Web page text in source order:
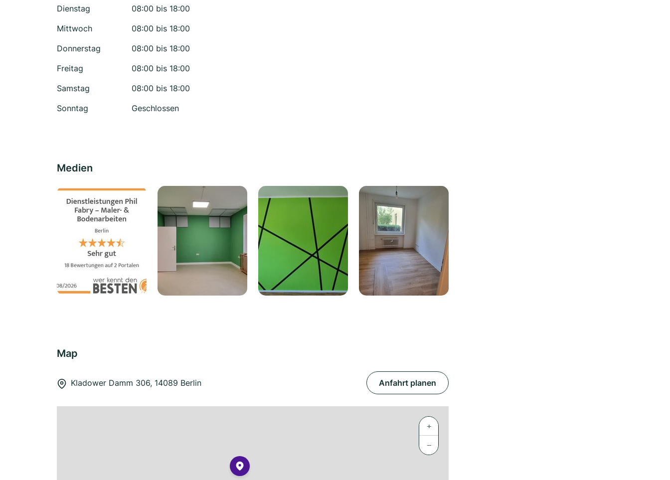
Dienstag
08:00 bis 18:00
Mittwoch
08:00 bis 18:00
Donnerstag
08:00 bis 18:00
Freitag
08:00 bis 18:00
Samstag
08:00 bis 18:00
Sonntag
Geschlossen
Medien
Map
Kladower Damm 306, 14089 Berlin Anfahrt planen
+
−